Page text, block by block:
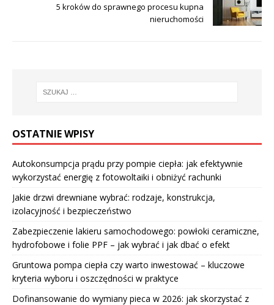
5 kroków do sprawnego procesu kupna
nieruchomości
OSTATNIE WPISY
Autokonsumpcja prądu przy pompie ciepła: jak efektywnie
wykorzystać energię z fotowoltaiki i obniżyć rachunki
Jakie drzwi drewniane wybrać: rodzaje, konstrukcja,
izolacyjność i bezpieczeństwo
Zabezpieczenie lakieru samochodowego: powłoki ceramiczne,
hydrofobowe i folie PPF – jak wybrać i jak dbać o efekt
Gruntowa pompa ciepła czy warto inwestować – kluczowe
kryteria wyboru i oszczędności w praktyce
Dofinansowanie do wymiany pieca w 2026: jak skorzystać z